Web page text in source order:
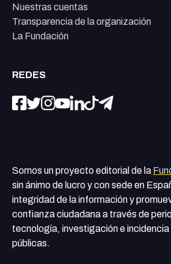
Nuestras cuentas
Transparencia de la organización
La Fundación
REDES
Somos un proyecto editorial de la
sin ánimo de lucro y con sede en
integridad de la información y
confianza ciudadana a través de
tecnología, investigación e incidencia
públicas.